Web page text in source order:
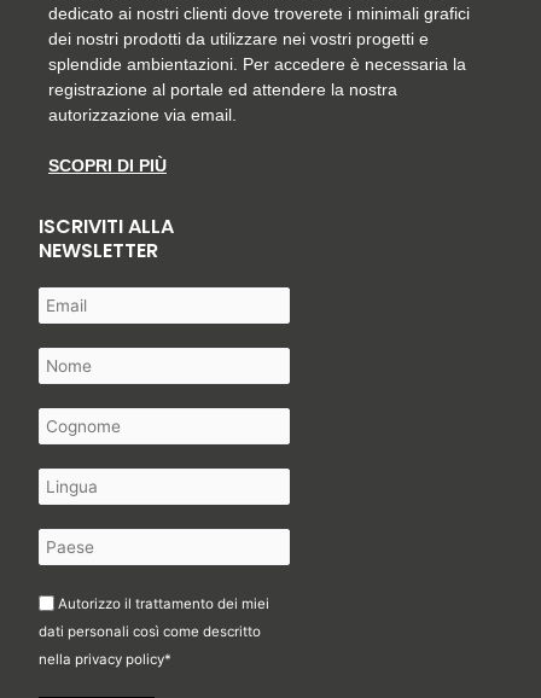
dedicato ai nostri clienti dove troverete i minimali grafici
dei nostri prodotti da utilizzare nei vostri progetti e
splendide ambientazioni. Per accedere è necessaria la
registrazione al portale ed attendere la nostra
autorizzazione via email.
SCOPRI DI PIÙ
ISCRIVITI ALLA
NEWSLETTER
Autorizzo il trattamento dei miei
dati personali così come descritto
nella privacy policy*